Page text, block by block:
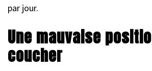
par jour.
Une mauvaise
coucher